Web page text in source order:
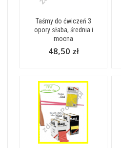
Taśmy do ćwiczeń 3
opory słaba, średnia i
mocna
48,50 zł